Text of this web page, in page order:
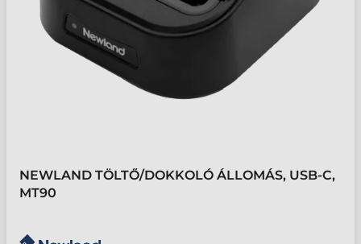
NEWLAND TÖLTŐ/DOKKOLÓ ÁLLOMÁS, USB-C,
MT90